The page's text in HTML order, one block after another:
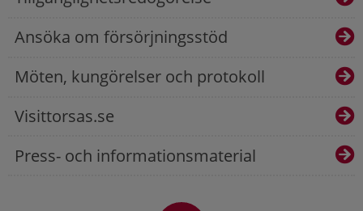
Ansöka om försörjningsstöd
Möten, kungörelser och protokoll
Visittorsas.se
Press- och informationsmaterial